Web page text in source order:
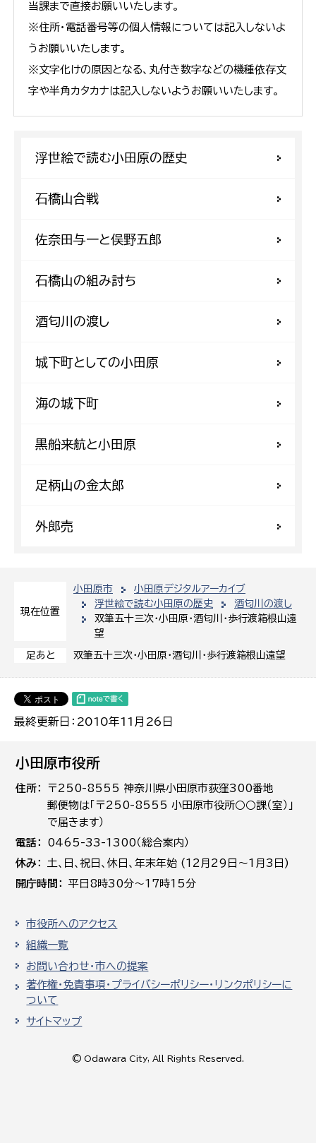
現在位置
小田原市
小田原デジタルアーカイブ
浮世絵で読む小田原の歴史
酒匂川の渡し
双筆五十三次・小田原・酒匂川・歩行渡箱根山遠
望
足あと 双筆五十三次・小田原・酒匂川・歩行渡箱根山遠望
最終更新日：2010年11月26日
当課まで直接お願いいたします。
※住所・電話番号等の個人情報については記入しないよ
うお願いいたします。
※文字化けの原因となる、丸付き数字などの機種依存文
字や半角カタカナは記入しないようお願いいたします。
浮世絵で読む小田原の歴史
石橋山合戦
佐奈田与一と俣野五郎
石橋山の組み討ち
酒匂川の渡し
城下町としての小田原
海の城下町
黒船来航と小田原
足柄山の金太郎
外郎売
小田原市役所
住所
〒250-8555 神奈川県小田原市荻窪300番地
郵便物は「〒250-8555 小田原市役所○○課（室）」
で届きます）
電話
0465-33-1300（総合案内）
休み
土､日､祝日、休日、年末年始 (12月29日～1月3日)
開庁時間
平日8時30分～17時15分
市役所へのアクセス
組織一覧
お問い合わせ・市への提案
著作権・免責事項・プライバシーポリシー・リンクポリシーに
ついて
サイトマップ
© Odawara City, All Rights Reserved.